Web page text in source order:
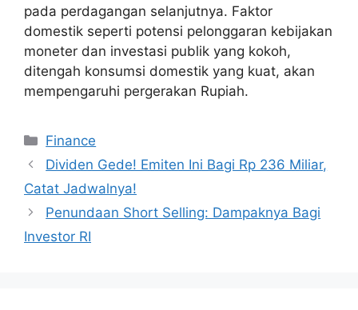
pada perdagangan selanjutnya. Faktor
domestik seperti potensi pelonggaran kebijakan
moneter dan investasi publik yang kokoh,
ditengah konsumsi domestik yang kuat, akan
mempengaruhi pergerakan Rupiah.
Categories
Finance
Dividen Gede! Emiten Ini Bagi Rp 236 Miliar,
Catat Jadwalnya!
Penundaan Short Selling: Dampaknya Bagi
Investor RI